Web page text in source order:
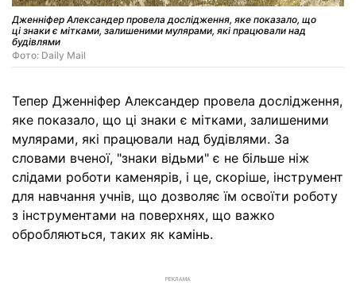
Дженніфер Александер провела дослідження, яке показало, що
ці знаки є мітками, залишеними мулярами, які працювали над
будівлями
Фото: Daily Mail
Тепер Дженніфер Александер провела дослідження,
яке показало, що ці знаки є мітками, залишеними
мулярами, які працювали над будівлями. За
словами вченої, "знаки відьми" є не більше ніж
слідами роботи каменярів, і це, скоріше, інструмент
для навчання учнів, що дозволяє їм освоїти роботу
з інструментами на поверхнях, що важко
обробляються, таких як камінь.
РЕКЛАМА